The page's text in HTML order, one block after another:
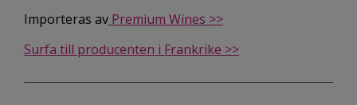
Importeras av Premium Wines >>
Surfa till producenten i Frankrike >>